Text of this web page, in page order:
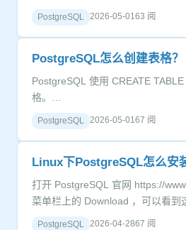
PostgreSQL 2026-05-0163 阅
PostgreSQL怎么创建表格？
PostgreSQL 使用 CREATE
格。…
PostgreSQL 2026-05-0167 阅
Linux下PostgreSQL怎么安
打开 PostgreSQL 官网 https://
菜单栏上的 Download ，可以看到
安装包，包括 Linux、Windows、
PostgreSQL 2026-04-2867 阅